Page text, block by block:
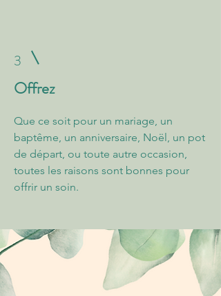
3
Offrez
Que ce soit pour un mariage, un
baptême, un anniversaire, Noël, un pot
de départ, ou toute autre occasion,
toutes les raisons sont bonnes pour
offrir un soin.